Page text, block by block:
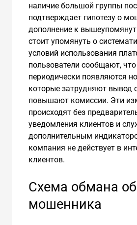
наличие большой группы
подтверждает гипотезу о
дополнение к
стоит упомянуть о
условий использования
пользователи сообщают, что
периодически появляются
которые затрудняют вывод
повышают комиссии. Эти
происходят без
уведомления клиентов и
дополнительным
компания не действует в
клиентов.
Схема обмана
мошенника